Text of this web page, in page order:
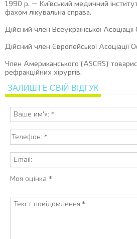
1990 р. — Київський медичний
фахом лікувальна справа.
Дійсний член Всеукраїнської
Дійсний член Європейської Асоціації
Член Американського (ASCRS)
рефракційних хірургів.
ЗАЛИШТЕ СВІЙ ВІДГУК
Моя оцінка *